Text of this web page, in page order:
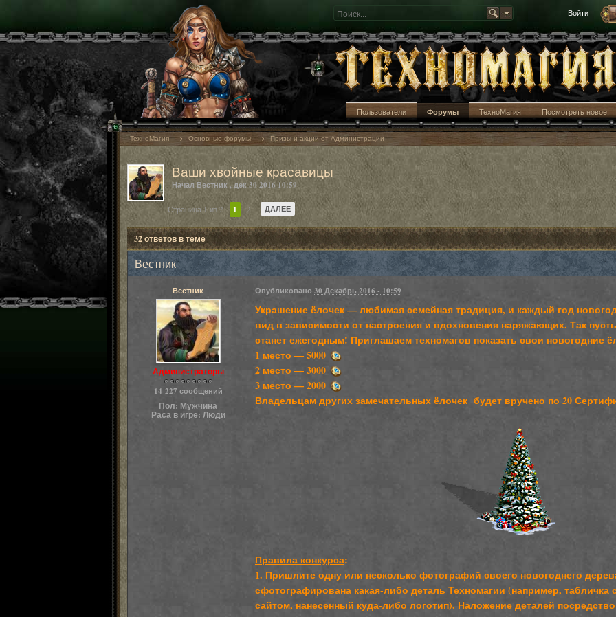
Войти
Посмотреть новое
ТехноМагия
Форумы
Пользователи
ТехноМагия → Основные форумы → Призы и акции от Администрации
Ваши хвойные красавицы
НачалВестник ,дек 30 2016 10:59
Страница 1 из 2 1 2 ДАЛЕЕ
32 ответов в теме
Вестник
Вестник
Администраторы
14 227 сообщений
Пол: Мужчина
Раса в игре: Люди
Опубликовано 30 Декабрь 2016 - 10:59
Украшение ёлочек — любимая семейная традиция, и каждый год
вид в зависимости от настроения и вдохновения наряжающих. Так
станет ежегодным! Приглашаем техномагов показать свои новогодние
1 место — 5000
2 место — 3000
3 место — 2000
Владельцам других замечательных ёлочек будет вручено по 20
Правила конкурса:
1. Пришлите одну или несколько фотографий своего новогоднего
сфотографирована какая-либо деталь Техномагии (например, табличка
сайтом, нанесенный куда-либо логотип). Наложение деталей